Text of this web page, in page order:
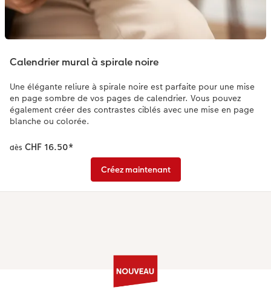
Calendrier mural à spirale noire
Une élégante reliure à spirale noire est parfaite pour une mise
en page sombre de vos pages de calendrier. Vous pouvez
également créer des contrastes ciblés avec une mise en page
blanche ou colorée.
dès CHF 16.50*
Créez maintenant